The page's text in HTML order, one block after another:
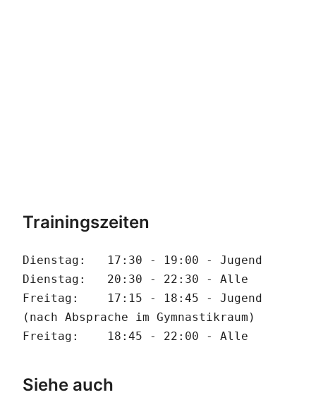
Trainingszeiten
Dienstag:   17:30 - 19:00 - Jugend
Dienstag:   20:30 - 22:30 - Alle
Freitag:    17:15 - 18:45 - Jugend
(nach Absprache im Gymnastikraum)
Freitag:    18:45 - 22:00 - Alle
Siehe auch